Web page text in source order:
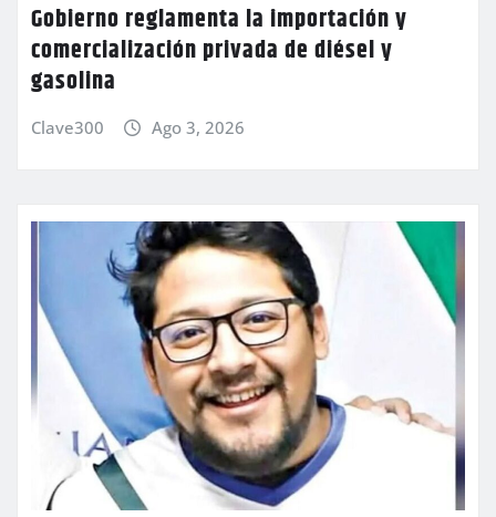
Gobierno reglamenta la importación y
comercialización privada de diésel y
gasolina
Clave300 Ago 3, 2026